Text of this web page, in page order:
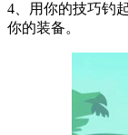
4、用你的技巧钓
你的装备。